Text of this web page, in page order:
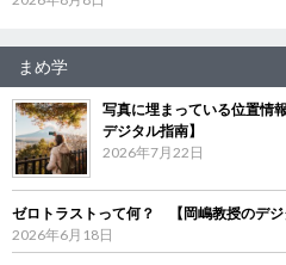
まめ学
写真に埋まっている位置情
デジタル指南】
2026年7月22日
ゼロトラストって何？ 【岡嶋教授のデジ
2026年6月18日